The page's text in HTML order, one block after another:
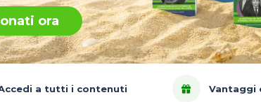
ora
a tutti i contenuti Vantaggi